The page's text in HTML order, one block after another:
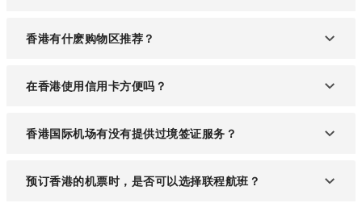
香港以其多元的饮食文化着名，必尝美食包括点心
香港有什麽购物区推荐？
香港的购物区包括铜锣湾中环和尖沙咀，这些地区提
在香港使用信用卡方便吗？
大多数商店和餐厅接受信用卡，尤其是VISA丶
香港国际机场有没有提供过境签证服务？
大多数国籍的旅客可以享受过境免签待遇，只要不超
预订香港的机票时，是否可以选择联程航班？